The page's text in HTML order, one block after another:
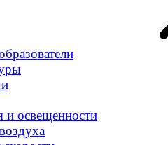
и освещенности